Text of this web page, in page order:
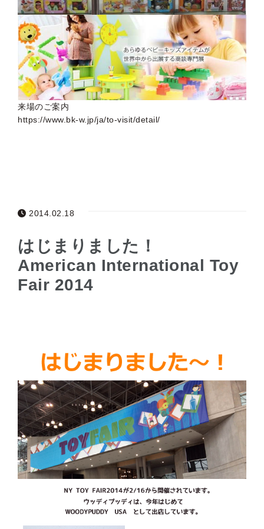
来場のご案内
https://www.bk-w.jp/ja/to-visit/detail/
2014.02.18
はじまりました！
American International Toy
Fair 2014